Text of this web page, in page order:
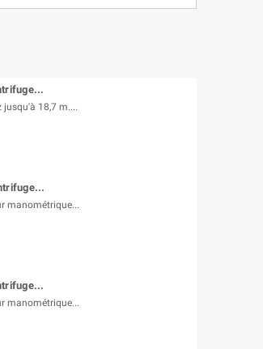
18,7 m....
manométrique...
manométrique...